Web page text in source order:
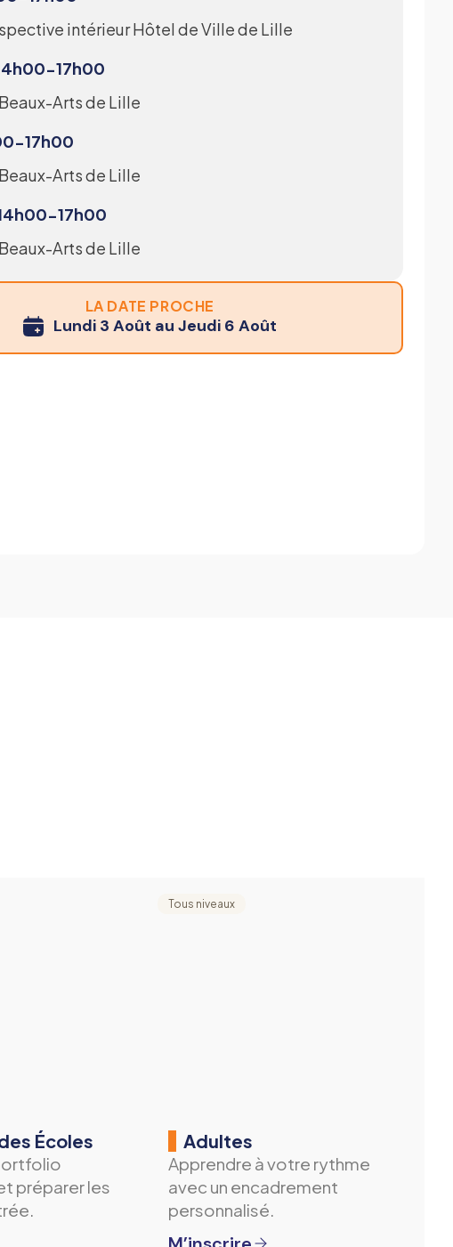
intérieur Hôtel de Ville de Lille
17h00
Arts de Lille
17h00
Arts de Lille
17h00
Arts de Lille
LA DATE PROCHE
Lundi 3 Août au Jeudi 6 Août
Écoles
préparer les
Tous niveaux
Adultes
Apprendre à votre rythme
avec un encadrement
personnalisé.